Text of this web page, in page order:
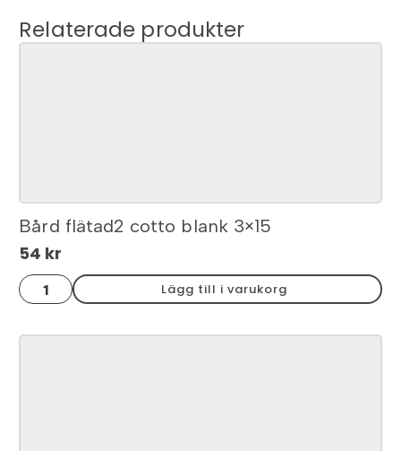
Relaterade produkter
Bård flätad2 cotto blank 3×15
54 kr
Bård
flätad2
cotto
3x15
Lägg till i varukorg